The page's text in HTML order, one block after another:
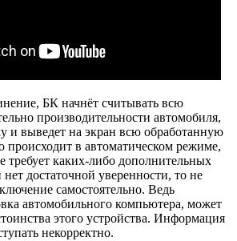
БК начнёт считывать всю
производительности автомобиля,
и выведет на экран всю обработанную
в автоматическом режиме,
требует каких-либо дополнительных
достаточной уверенности, то не
самостоятельно. Ведь
автомобильного компьютера, может
этого устройства. Информация
некорректно.